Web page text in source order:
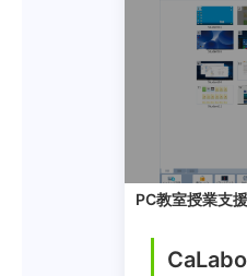
PC教室授業支
CaLabo